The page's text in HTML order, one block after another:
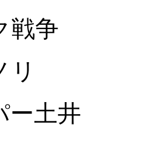
戦争
リ
ー土井